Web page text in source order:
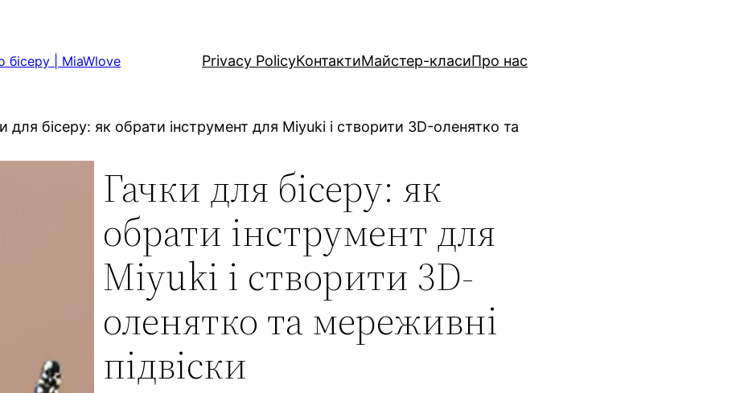
бісеру | MiaWlove Privacy PolicyКонтактиМайстер-класиПро нас
для бісеру: як обрати інструмент для Miyuki і створити 3D-оленятко та
Гачки для бісеру: як
обрати інструмент для
Miyuki і створити 3D-
оленятко та мереживні
підвіски